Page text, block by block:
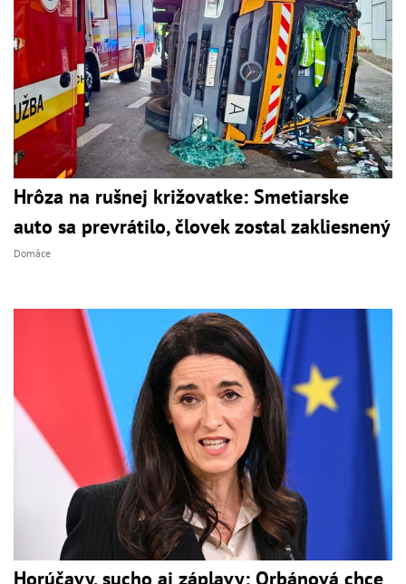
Hrôza na rušnej križovatke: Smetiarske
auto sa prevrátilo, človek zostal zakliesnený
Domáce
Horúčavy, sucho aj záplavy: Orbánová chce